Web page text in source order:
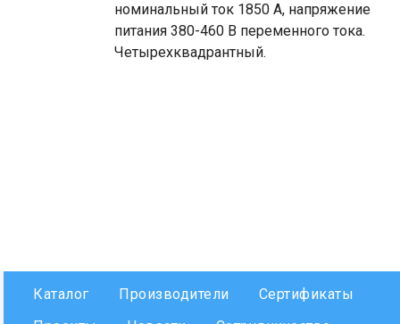
номинальный ток 1850 А, напряжение
питания 380-460 В переменного тока.
Четырехквадрантный.
Каталог Производители
Сертификаты